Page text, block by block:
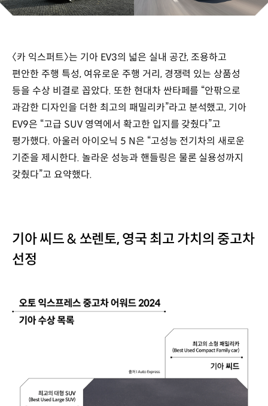
〈카 익스퍼트〉는 기아 EV3의 넓은 실내 공간, 조용하고
편안한 주행 특성, 여유로운 주행 거리, 경쟁력 있는 상품성
등을 수상 비결로 꼽았다. 또한 현대차 싼타페를 “안팎으로
과감한 디자인을 더한 최고의 패밀리카”라고 분석했고, 기아
EV9은 “고급 SUV 영역에서 확고한 입지를 갖췄다”고
평가했다. 아울러 아이오닉 5 N은 “고성능 전기차의 새로운
기준을 제시한다. 놀라운 성능과 핸들링은 물론 실용성까지
갖췄다”고 요약했다.
기아 씨드 & 쏘렌토, 영국 최고 가치의 중고차
선정